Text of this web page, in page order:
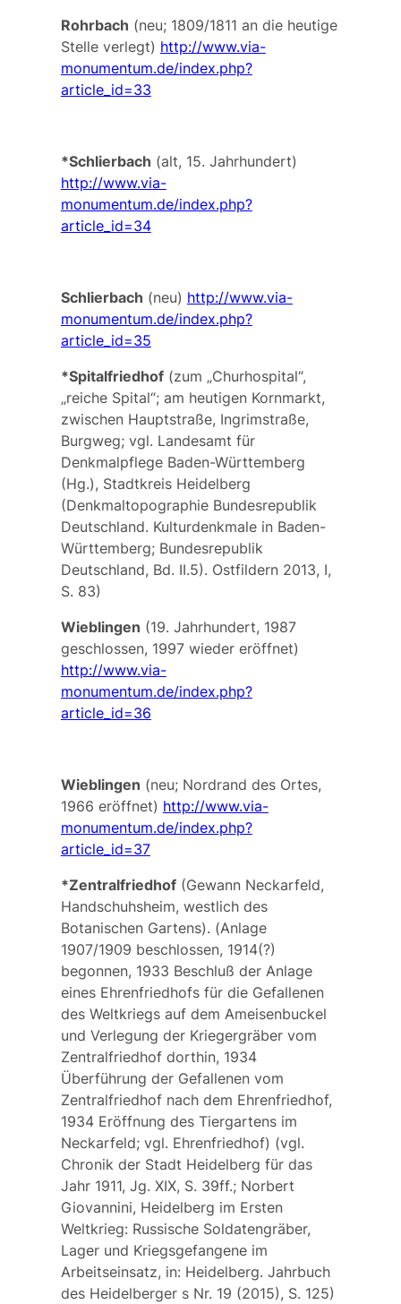
Rohrbach (neu; 1809/1811 an die heutige
Stelle verlegt) http://www.via-
monumentum.de/index.php?
article_id=33
*Schlierbach (alt, 15. Jahrhundert)
http://www.via-
monumentum.de/index.php?
article_id=34
Schlierbach (neu) http://www.via-
monumentum.de/index.php?
article_id=35
*Spitalfriedhof(zum „Churhospital“,
„reiche Spital“; am heutigen Kornmarkt,
zwischen Hauptstraße, Ingrimstraße,
Burgweg; vgl. Landesamt für
Denkmalpflege Baden-Württemberg
(Hg.), Stadtkreis Heidelberg
(Denkmaltopographie Bundesrepublik
Deutschland. Kulturdenkmale in Baden-
Württemberg; Bundesrepublik
Deutschland, Bd. II.5). Ostfildern 2013, I,
S. 83)
Wieblingen (19. Jahrhundert, 1987
geschlossen, 1997 wieder eröffnet)
http://www.via-
monumentum.de/index.php?
article_id=36
Wieblingen (neu; Nordrand des Ortes,
1966 eröffnet) http://www.via-
monumentum.de/index.php?
article_id=37
*Zentralfriedhof(Gewann Neckarfeld,
Handschuhsheim, westlich des
Botanischen Gartens). (Anlage
1907/1909 beschlossen, 1914(?)
begonnen, 1933 Beschluß der Anlage
eines Ehrenfriedhofs für die Gefallenen
des Weltkriegs auf dem Ameisenbuckel
und Verlegung der Kriegergräber vom
Zentralfriedhof dorthin, 1934
Überführung der Gefallenen vom
Zentralfriedhof nach dem Ehrenfriedhof,
1934 Eröffnung des Tiergartensim
Neckarfeld; vgl. Ehrenfriedhof) (vgl.
Chronik der Stadt Heidelberg für das
Jahr 1911, Jg. XIX, S. 39ff.; Norbert
Giovannini, Heidelberg im Ersten
Weltkrieg: Russische Soldatengräber,
Lager und Kriegsgefangene im
Arbeitseinsatz, in: Heidelberg. Jahrbuch
des Heidelberger s Nr. 19 (2015), S. 125)